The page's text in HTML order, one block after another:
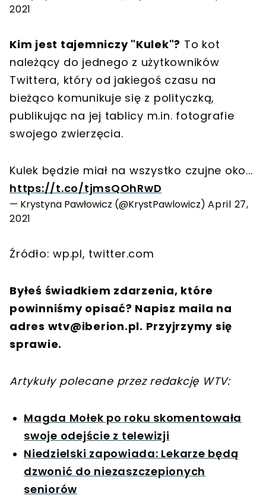
2021
Kim jest tajemniczy "Kulek"? To kot
należący do jednego z użytkowników
Twittera, który od jakiegoś czasu na
bieżąco komunikuje się z polityczką,
publikując na jej tablicy m.in. fotografie
swojego zwierzęcia.
Kulek będzie miał na wszystko czujne oko...
https://t.co/tjmsQOhRwD
— Krystyna Pawłowicz (@KrystPawlowicz) April 27,
2021
Źródło: wp.pl, twitter.com
Byłeś świadkiem zdarzenia, które
powinniśmy opisać? Napisz maila na
adres wtv@iberion.pl. Przyjrzymy się
sprawie.
Artykuły polecane przez redakcję WTV:
Magda Mołek po roku skomentowała
swoje odejście z telewizji
Niedzielski zapowiada: Lekarze będą
dzwonić do niezaszczepionych
seniorów